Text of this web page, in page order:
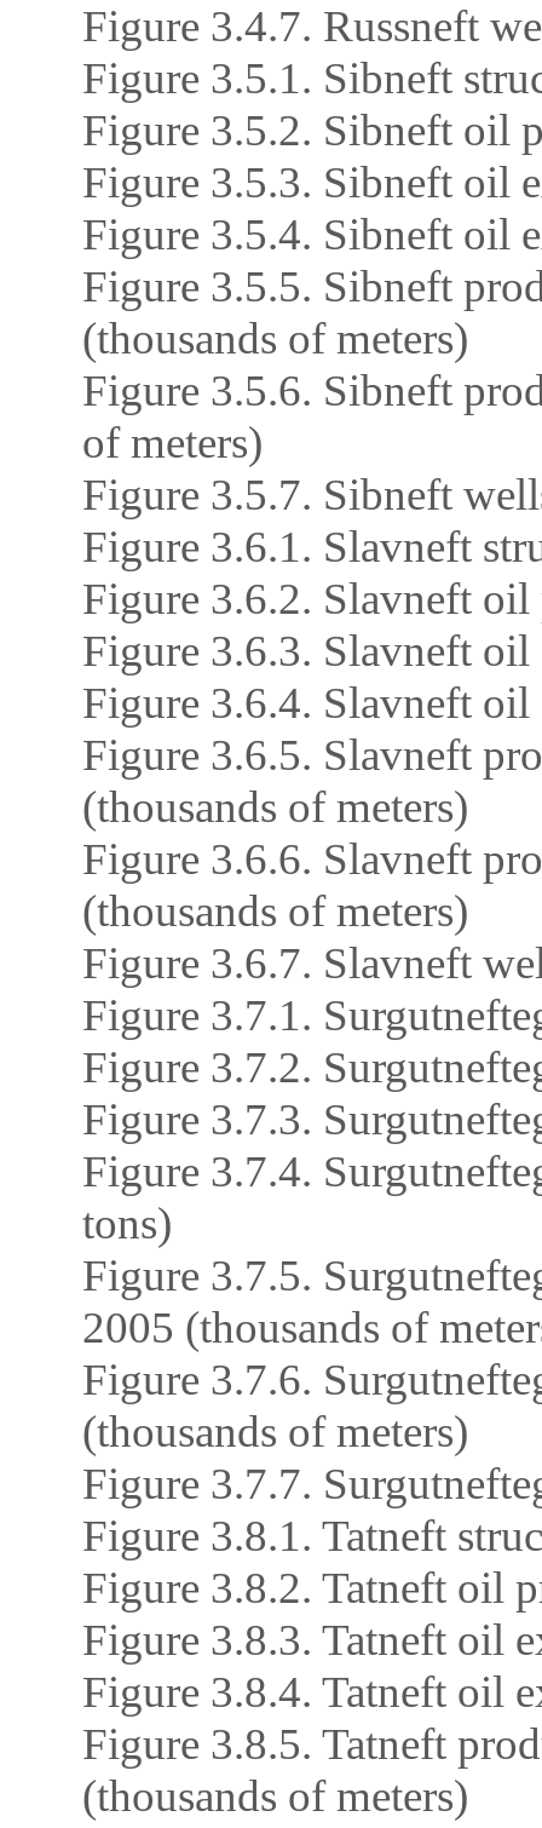
Figure 3.4.7. Russneft
Figure 3.5.1. Sibneft
Figure 3.5.2. Sibneft oil
Figure 3.5.3. Sibneft oil
Figure 3.5.4. Sibneft oil
Figure 3.5.5. Sibneft
(thousands of meters)
Figure 3.5.6. Sibneft
of meters)
Figure 3.5.7. Sibneft
Figure 3.6.1. Slavneft
Figure 3.6.2. Slavneft
Figure 3.6.3. Slavneft
Figure 3.6.4. Slavneft
Figure 3.6.5. Slavneft
(thousands of meters)
Figure 3.6.6. Slavneft
(thousands of meters)
Figure 3.6.7. Slavneft
Figure 3.7.1.
Figure 3.7.2.
Figure 3.7.3.
Figure 3.7.4.
tons)
Figure 3.7.5.
2005 (thousands of
Figure 3.7.6.
(thousands of meters)
Figure 3.7.7.
Figure 3.8.1. Tatneft
Figure 3.8.2. Tatneft oil
Figure 3.8.3. Tatneft oil
Figure 3.8.4. Tatneft oil
Figure 3.8.5. Tatneft
(thousands of meters)